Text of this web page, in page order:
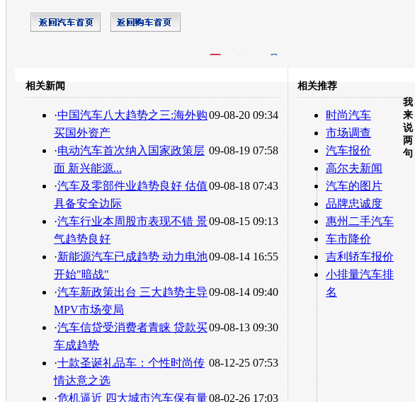
转发至： 白社会 百度i贴吧
相关新闻
09-08-20 09:34
·中国汽车八大趋势之三:海外购
买国外资产
09-08-19 07:58
·电动汽车首次纳入国家政策层
面 新兴能源...
09-08-18 07:43
·汽车及零部件业趋势良好 估值
具备安全边际
09-08-15 09:13
·汽车行业本周股市表现不错 景
气趋势良好
09-08-14 16:55
·新能源汽车已成趋势 动力电池
开始"暗战"
09-08-14 09:40
·汽车新政策出台 三大趋势主导
MPV市场变局
09-08-13 09:30
·汽车信贷受消费者青睐 贷款买
车成趋势
08-12-25 07:53
·十款圣诞礼品车：个性时尚传
情达意之选
08-02-26 17:03
·危机逼近 四大城市汽车保有量
相关推荐
时尚汽车
市场调查
汽车报价
高尔夫新闻
汽车的图片
品牌忠诚度
惠州二手汽车
车市降价
吉利轿车报价
小排量汽车排
名
我
来
说
两
句